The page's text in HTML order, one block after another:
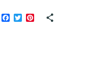
Facebook
TwitterPinterest